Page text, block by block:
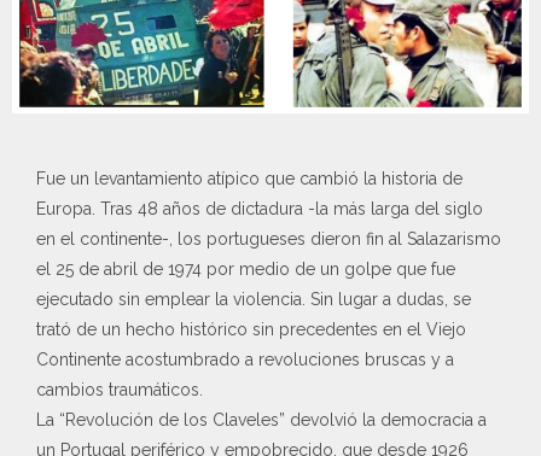
Fue un levantamiento atípico que cambió la historia de
Europa. Tras 48 años de dictadura -la más larga del siglo
en el continente-, los portugueses dieron fin al Salazarismo
el 25 de abril de 1974 por medio de un golpe que fue
ejecutado sin emplear la violencia. Sin lugar a dudas, se
trató de un hecho histórico sin precedentes en el Viejo
Continente acostumbrado a revoluciones bruscas y a
cambios traumáticos.
La “Revolución de los Claveles” devolvió la democracia a
un Portugal periférico y empobrecido, que desde 1926